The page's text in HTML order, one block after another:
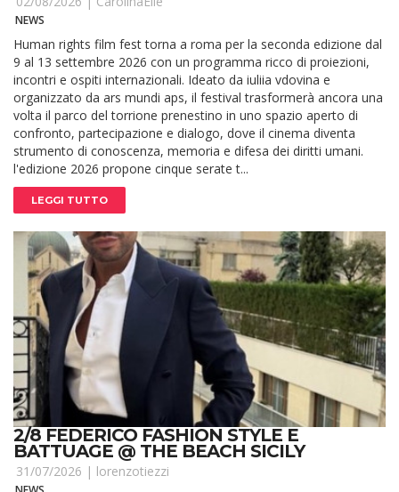
NEWS
Human rights film fest torna a roma per la seconda edizione dal
9 al 13 settembre 2026 con un programma ricco di proiezioni,
incontri e ospiti internazionali. Ideato da iuliia vdovina e
organizzato da ars mundi aps, il festival trasformerà ancora una
volta il parco del torrione prenestino in uno spazio aperto di
confronto, partecipazione e dialogo, dove il cinema diventa
strumento di conoscenza, memoria e difesa dei diritti umani.
l'edizione 2026 propone cinque serate t...
LEGGI TUTTO
2/8 FEDERICO FASHION STYLE E
BATTUAGE @ THE BEACH SICILY
31/07/2026 | lorenzotiezzi